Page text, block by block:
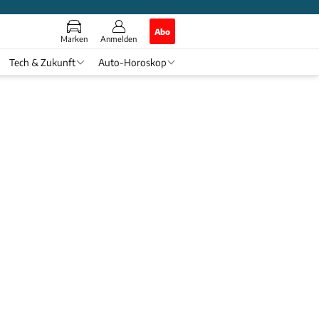
Marken Anmelden
Abo
Tech & Zukunft Auto-Horoskop